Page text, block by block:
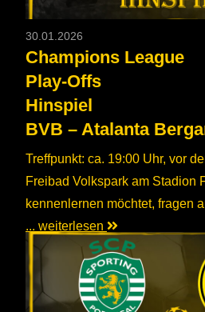
30.01.2026
Champions League
Play-Offs
Hinspiel
BVB – Atalanta
Treffpunkt: ca. 19:00 Uhr, vor
Freibad Volkspark am Stadion
kennenlernen möchtet, fragen
... weiterlesen